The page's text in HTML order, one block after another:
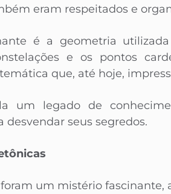
eram respeitados e
é a geometria
e os pontos
que, até hoje,
um legado de
desvendar seus segredos.
um mistério fascinante,